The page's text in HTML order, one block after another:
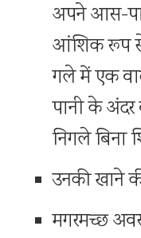
अपने आस-
आंशिक रूप से
गले में एक
पानी के
निगले बिना
उनकी खाने
मगरमच्छ